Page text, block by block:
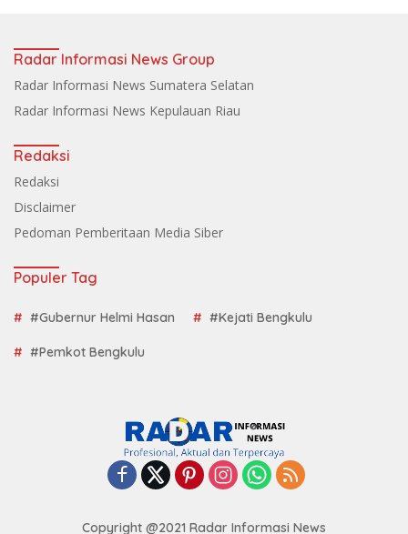
Radar Informasi News Group
Radar Informasi News Sumatera Selatan
Radar Informasi News Kepulauan Riau
Redaksi
Redaksi
Disclaimer
Pedoman Pemberitaan Media Siber
Populer Tag
#Gubernur Helmi Hasan #Kejati Bengkulu
#Pemkot Bengkulu
Copyright @2021 Radar Informasi News